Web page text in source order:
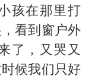
孩在那里打
看到窗户外
了，又哭又
候我们只好